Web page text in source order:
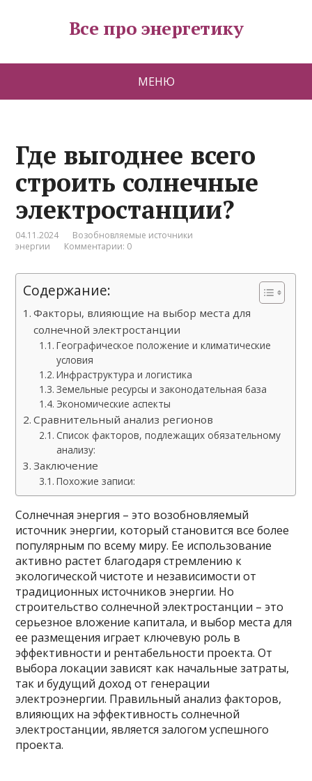
Все про энергетику
МЕНЮ
Где выгоднее всего
строить солнечные
электростанции?
04.11.2024
Возобновляемые источники
энергии
Комментарии: 0
Содержание:
Факторы, влияющие на выбор места для
солнечной электростанции
Географическое положение и климатические
условия
Инфраструктура и логистика
Земельные ресурсы и законодательная база
Экономические аспекты
Сравнительный анализ регионов
Список факторов, подлежащих обязательному
анализу:
Заключение
Похожие записи:
Солнечная энергия – это возобновляемый
источник энергии, который становится все более
популярным по всему миру. Ее использование
активно растет благодаря стремлению к
экологической чистоте и независимости от
традиционных источников энергии. Но
строительство солнечной электростанции – это
серьезное вложение капитала, и выбор места для
ее размещения играет ключевую роль в
эффективности и рентабельности проекта. От
выбора локации зависят как начальные затраты,
так и будущий доход от генерации
электроэнергии. Правильный анализ факторов,
влияющих на эффективность солнечной
электростанции, является залогом успешного
проекта.